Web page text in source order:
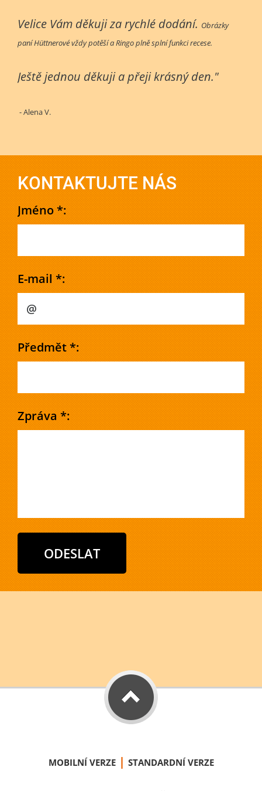
Velice Vám děkuji za rychlé dodání. Obrázky
paní Hüttnerové vždy potěší a Ringo plně splní funkci recese.
Ještě jednou děkuji a přeji krásný den."
- Alena V.
KONTAKTUJTE NÁS
Jméno *:
E-mail *:
Předmět *:
Zpráva *:
MOBILNÍ VERZE | STANDARDNÍ VERZE